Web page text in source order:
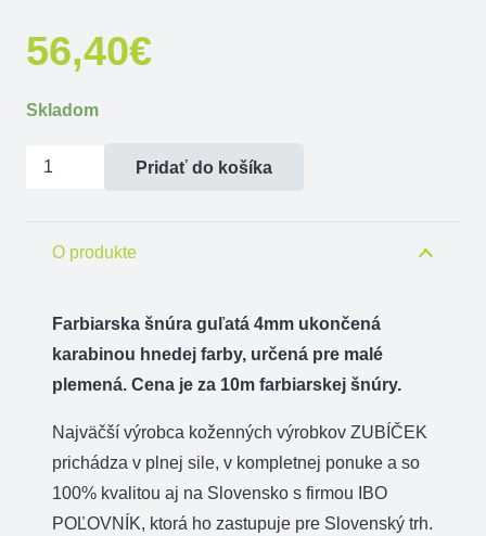
56,40€
Skladom
množstvo
guľatá
Pridať do košíka
O produkte
Farbiarska šnúra guľatá 4mm ukončená
karabinou hnedej farby, určená pre malé
plemená. Cena je za 10m farbiarskej šnúry.
Najväčší výrobca koženných výrobkov ZUBÍČEK
prichádza v plnej sile, v kompletnej ponuke a so
100% kvalitou aj na Slovensko s firmou IBO
POĽOVNÍK, ktorá ho zastupuje pre Slovenský trh.